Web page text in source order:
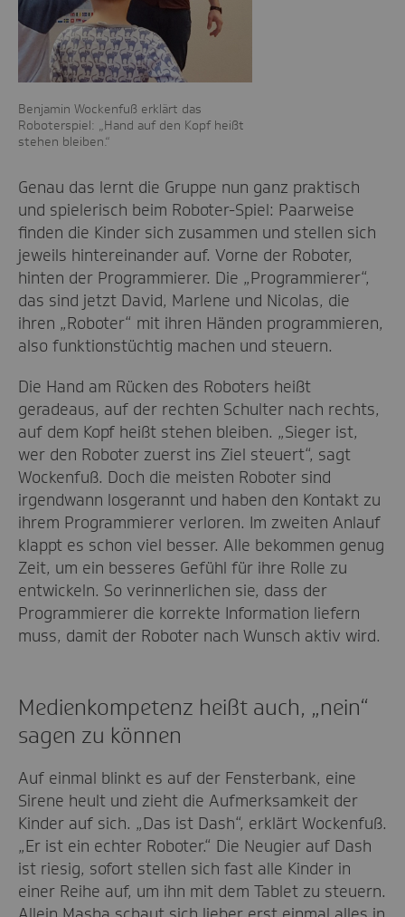
Benjamin Wockenfuß erklärt das
Roboterspiel: „Hand auf den Kopf heißt
stehen bleiben.“
Genau das lernt die Gruppe nun ganz praktisch
und spielerisch beim Roboter-Spiel: Paarweise
finden die Kinder sich zusammen und stellen sich
jeweils hintereinander auf. Vorne der Roboter,
hinten der Programmierer. Die „Programmierer“,
das sind jetzt David, Marlene und Nicolas, die
ihren „Roboter“ mit ihren Händen programmieren,
also funktionstüchtig machen und steuern.
Die Hand am Rücken des Roboters heißt
geradeaus, auf der rechten Schulter nach rechts,
auf dem Kopf heißt stehen bleiben. „Sieger ist,
wer den Roboter zuerst ins Ziel steuert“, sagt
Wockenfuß. Doch die meisten Roboter sind
irgendwann losgerannt und haben den Kontakt zu
ihrem Programmierer verloren. Im zweiten Anlauf
klappt es schon viel besser. Alle bekommen genug
Zeit, um ein besseres Gefühl für ihre Rolle zu
entwickeln. So verinnerlichen sie, dass der
Programmierer die korrekte Information liefern
muss, damit der Roboter nach Wunsch aktiv wird.
Medienkompetenz heißt auch, „nein“
sagen zu können
Auf einmal blinkt es auf der Fensterbank, eine
Sirene heult und zieht die Aufmerksamkeit der
Kinder auf sich. „Das ist Dash“, erklärt Wockenfuß.
„Er ist ein echter Roboter.“ Die Neugier auf Dash
ist riesig, sofort stellen sich fast alle Kinder in
einer Reihe auf, um ihn mit dem Tablet zu steuern.